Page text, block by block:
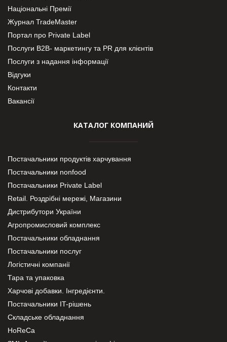
Національні Премії
Журнал TradeMaster
Портал про Private Label
Послуги В2В- маркетингу та PR для клієнтів
Послуги з надання інформації
Відгуки
Контакти
Вакансії
КАТАЛОГ КОМПАНИЙ
Постачальники продуктів харчування
Постачальники nonfood
Постачальники Private Label
Retail. Роздрібні мережі, Магазини
Дистрибутори України
Агропромисловий комплекс
Постачальники обладнання
Постачальники послуг
Логістичні компанії
Тара та упаковка
Харчові добавки. Інгредієнти.
Постачальники IT-рішень
Складське обладнання
HoReCa